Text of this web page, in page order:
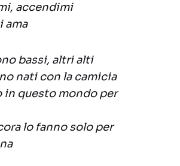
accendimi
ama
bassi, altri alti
nati con la camicia
in questo mondo per
lo fanno solo per